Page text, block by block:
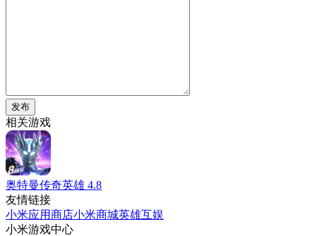
发布
相关游戏
奥特曼传奇英雄 4.8
友情链接
小米应用商店小米商城英雄互娱
小米游戏中心